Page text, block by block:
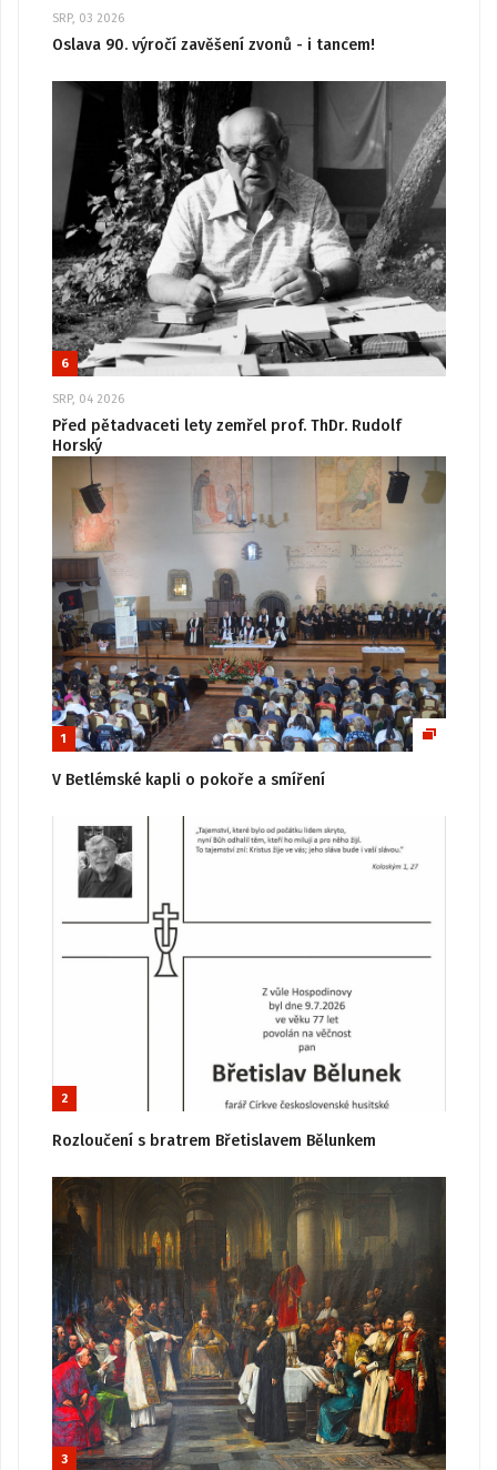
SRP, 03 2026
Oslava 90. výročí zavěšení zvonů - i tancem!
6
SRP, 04 2026
Před pětadvaceti lety zemřel prof. ThDr. Rudolf
Horský
1
V Betlémské kapli o pokoře a smíření
2
Rozloučení s bratrem Břetislavem Bělunkem
3